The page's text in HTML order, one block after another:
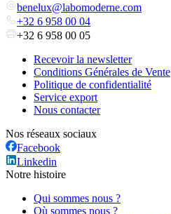
benelux@labomoderne.com
+32 6 958 00 04
+32 6 958 00 05
Recevoir la newsletter
Conditions Générales de Vente
Politique de confidentialité
Service export
Nous contacter
Nos réseaux sociaux
Facebook
Linkedin
Notre histoire
Qui sommes nous ?
Où sommes nous ?